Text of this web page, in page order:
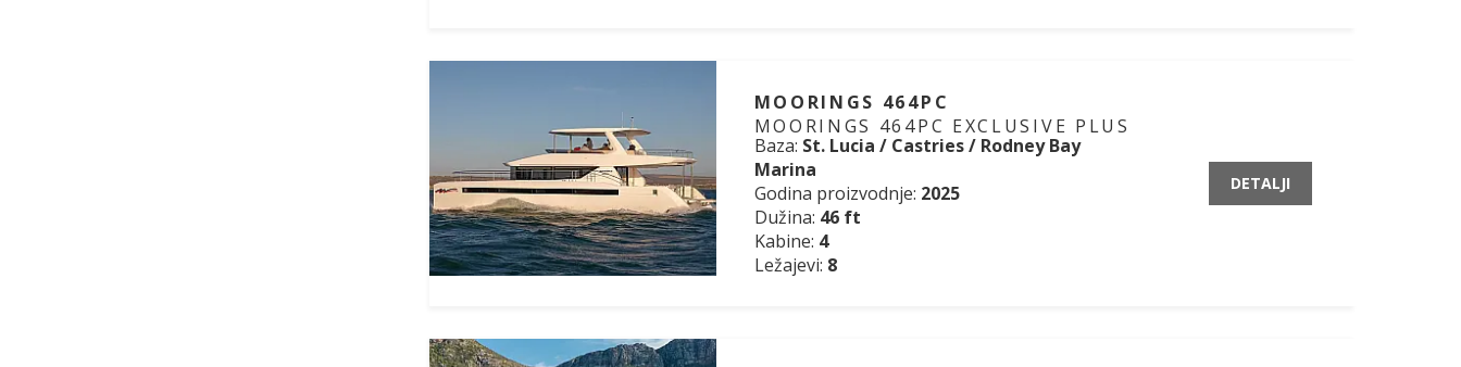
MOORINGS 464PC
MOORINGS 464PC EXCLUSIVE PLUS
Baza: St. Lucia / Castries / Rodney Bay
Marina
Godina proizvodnje: 2025
Dužina: 46 ft
Kabine: 4
Ležajevi: 8
DETALJI